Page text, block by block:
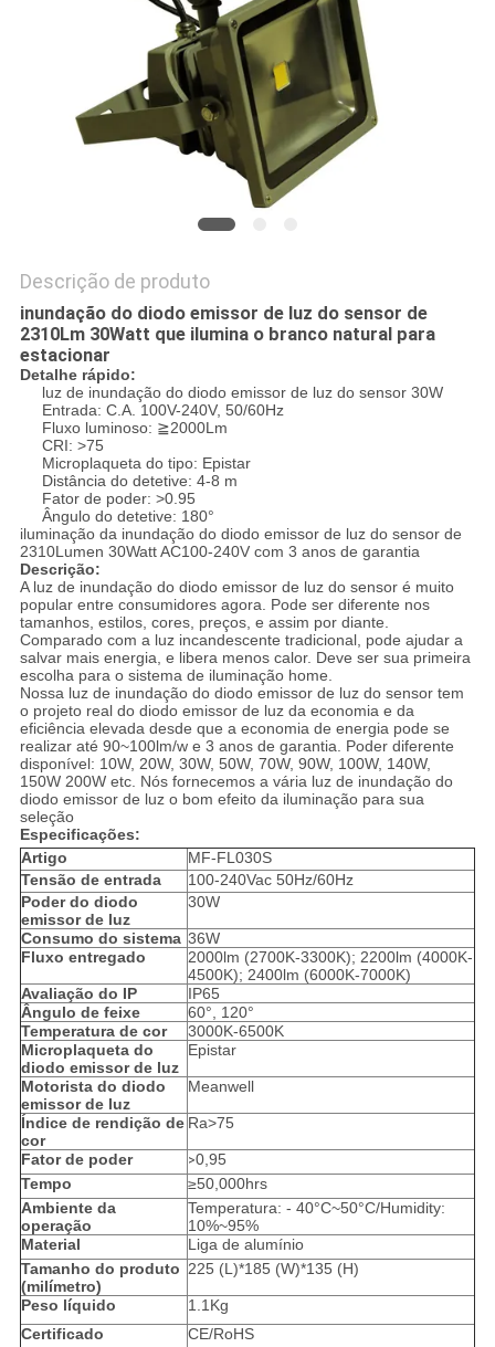
Descrição de produto
inundação do diodo emissor de luz do sensor de
2310Lm 30Watt que ilumina o branco natural para
estacionar
Detalhe rápido:
luz de inundação do diodo emissor de luz do sensor 30W
Entrada: C.A. 100V-240V, 50/60Hz
Fluxo luminoso: ≧2000Lm
CRI: >75
Microplaqueta do tipo: Epistar
Distância do detetive: 4-8 m
Fator de poder: >0.95
Ângulo do detetive: 180°
iluminação da inundação do diodo emissor de luz do sensor de
2310Lumen 30Watt AC100-240V com 3 anos de garantia
Descrição:
A luz de inundação do diodo emissor de luz do sensor é muito
popular entre consumidores agora. Pode ser diferente nos
tamanhos, estilos, cores, preços, e assim por diante.
Comparado com a luz incandescente tradicional, pode ajudar a
salvar mais energia, e libera menos calor. Deve ser sua primeira
escolha para o sistema de iluminação home.
Nossa luz de inundação do diodo emissor de luz do sensor tem
o projeto real do diodo emissor de luz da economia e da
eficiência elevada desde que a economia de energia pode se
realizar até 90~100lm/w e 3 anos de garantia. Poder diferente
disponível: 10W, 20W, 30W, 50W, 70W, 90W, 100W, 140W,
150W 200W etc. Nós fornecemos a vária luz de inundação do
diodo emissor de luz o bom efeito da iluminação para sua
seleção
Especificações:
Artigo
MF-FL030S
Tensão de entrada
100-240Vac 50Hz/60Hz
Poder do diodo
emissor de luz
30W
Consumo do sistema 36W
Fluxo entregado
2000lm (2700K-3300K); 2200lm (4000K-
4500K); 2400lm (6000K-7000K)
Avaliação do IP
IP65
Ângulo de feixe
60°, 120°
Temperatura de cor
3000K-6500K
Microplaqueta do
diodo emissor de luz
Epistar
Motorista do diodo
emissor de luz
Meanwell
Índice de rendição de
cor
Ra>75
Fator de poder >0,95
Tempo
≥50,000hrs
Ambiente da
operação
Temperatura: - 40°C~50°C/Humidity:
10%~95%
Material
Liga de alumínio
Tamanho do produto
(milímetro)
225 (L)*185 (W)*135 (H)
Peso líquido
1.1Kg
Certificado
CE/RoHS